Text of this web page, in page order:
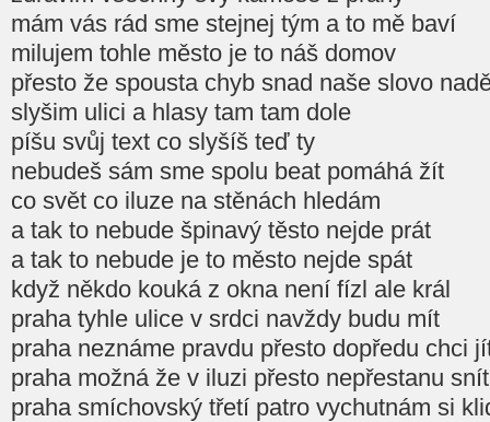
mám vás rád sme stejnej tým a to mě baví
milujem tohle město je to náš domov
přesto že spousta chyb snad naše slovo
slyšim ulici a hlasy tam tam dole
píšu svůj text co slyšíš teď ty
nebudeš sám sme spolu beat pomáhá žít
co svět co iluze na stěnách hledám
a tak to nebude špinavý těsto nejde prát
a tak to nebude je to město nejde spát
když někdo kouká z okna není fízl ale král
praha tyhle ulice v srdci navždy budu mít
praha neznáme pravdu přesto dopředu chci
praha možná že v iluzi přesto nepřestanu snít
praha smíchovský třetí patro vychutnám si